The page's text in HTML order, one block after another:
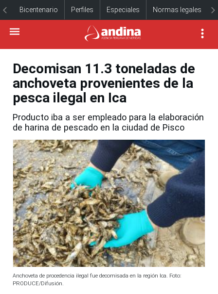
Bicentenario Perfiles Especiales Normas legales
Decomisan 11.3 toneladas de
anchoveta provenientes de la
pesca ilegal en Ica
Producto iba a ser empleado para la elaboración
de harina de pescado en la ciudad de Pisco
Anchoveta de procedencia ilegal fue decomisada en la región Ica. Foto:
PRODUCE/Difusión.